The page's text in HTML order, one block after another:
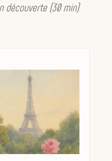
découverte (30 min)